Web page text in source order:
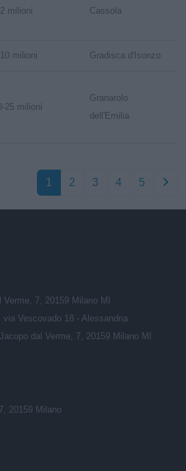
milioni Cassola
milioni Gradisca d'Isonzo
25 milioni
Granarolo
dell'Emilia
1 2 3 4 5
7, 20159 Milano MI
Vescovado 18 - Alessandria
dal Verme, 7, 20159 Milano MI
20159 Milano